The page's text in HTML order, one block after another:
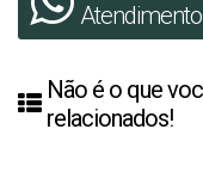
Não é o que
relacionados!